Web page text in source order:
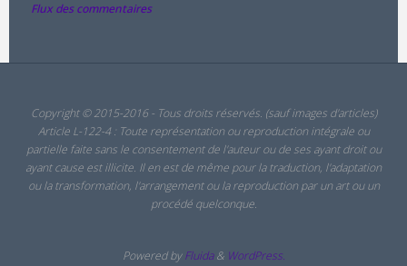
Flux des commentaires
Copyright © 2015-2016 - Tous droits réservés. (sauf images d'articles)
Article L-122-4 : Toute représentation ou reproduction intégrale ou
partielle faite sans le consentement de l'auteur ou de ses ayant droit ou
ayant cause est illicite. Il en est de même pour la traduction, l'adaptation
ou la transformation, l'arrangement ou la reproduction par un art ou un
procédé quelconque.
Powered byFluida& WordPress.